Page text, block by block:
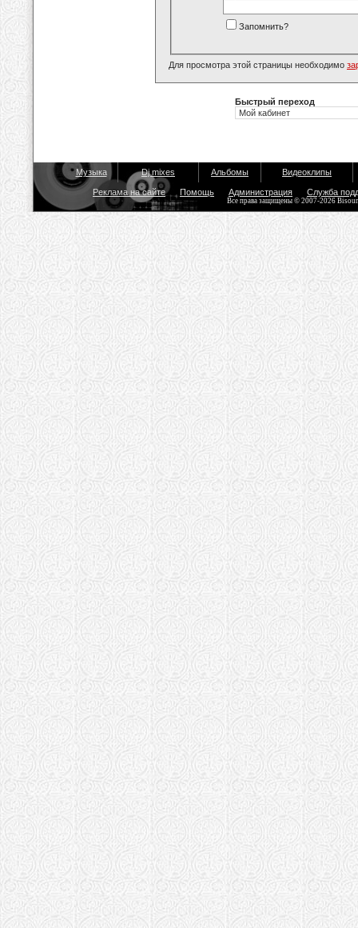
Запомнить?
Для просмотра этой страницы необходимо
Быстрый переход
Музыка Dj mixes Альбомы Видеоклипы
Реклама на сайте Помощь Администрация Служба
Все права защищены © 2007-2026